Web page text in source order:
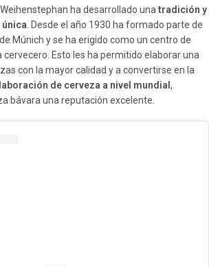
ha desarrollado unatradición y
única. Desde el año 1930 ha formado parte de
Múnich y se ha erigido como un centro de
cervecero. Esto les ha permitido elaborar una
con la mayor calidad y a convertirse en la
de cerveza a nivel mundial ,
bávara una reputación excelente.